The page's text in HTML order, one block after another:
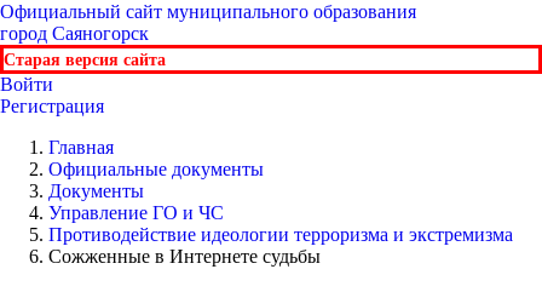
Официальный сайт муниципального образования
город Саяногорск
Старая версия сайта
Войти
Регистрация
Главная
Официальные документы
Документы
Управление ГО и ЧС
Противодействие идеологии терроризма и экстремизма
Сожженные в Интернете судьбы